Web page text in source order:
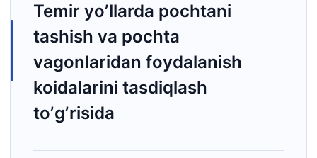
Temir yoʼllarda pochtani
tashish va pochta
vagonlaridan foydalanish
koidalarini tasdiqlash
toʼgʼrisida